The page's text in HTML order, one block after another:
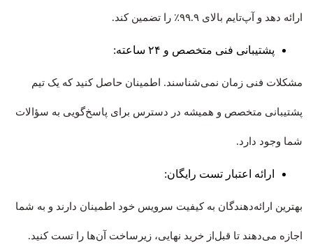
ارائه دهد و آپ‌تایم بالای ۹۹.۹٪ را تضمین کند.
پشتیبانی فنی متخصص و ۲۴ ساعته:
مشکلات فنی زمان نمی‌شناسند. اطمینان حاصل کنید که یک تیم
پشتیبانی متخصص و همیشه در دسترس برای پاسخ‌گویی به سؤالات
شما وجود دارد.
ارائه اعتبار تست رایگان:
بهترین ارائه‌دهندگان به کیفیت سرویس خود اطمینان دارند و به شما
اجازه می‌دهند تا قبل‌از خرید نهایی، زیرساخت آن‌ها را تست کنید.